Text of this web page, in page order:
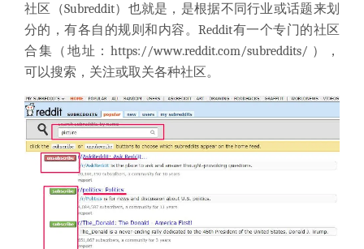
社区（Subreddit）也就是，是根据不同行业或话题来划
分的，有各自的规则和内容。Reddit有一个专门的社区
合集（地址： https://www.reddit.com/subreddits/ ），
可以搜索，关注或取关各种社区。